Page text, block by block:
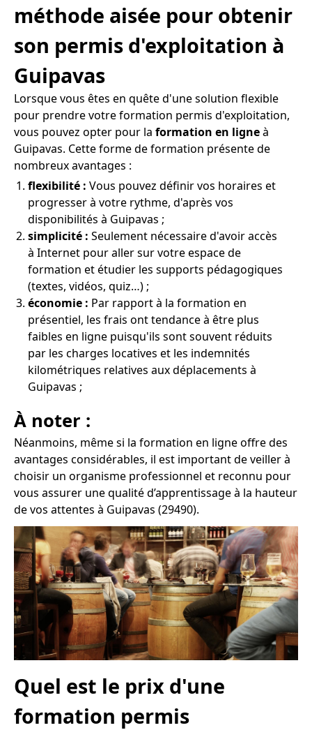
méthode aisée pour obtenir
son permis d'exploitation à
Guipavas
Lorsque vous êtes en quête d'une solution flexible
pour prendre votre formation permis d'exploitation,
vous pouvez opter pour la formation en ligneà
Guipavas. Cette forme de formation présente de
nombreux avantages :
flexibilité : Vous pouvez définir vos horaires et
progresser à votre rythme, d'après vos
disponibilités à Guipavas ;
simplicité : Seulement nécessaire d'avoir accès
à Internet pour aller sur votre espace de
formation et étudier les supports pédagogiques
(textes, vidéos, quiz…) ;
économie : Par rapport à la formation en
présentiel, les frais ont tendance à être plus
faibles en ligne puisqu'ils sont souvent réduits
par les charges locatives et les indemnités
kilométriques relatives aux déplacements à
Guipavas ;
À noter :
Néanmoins, même si la formation en ligne offre des
avantages considérables, il est important de veiller à
choisir un organisme professionnel et reconnu pour
vous assurer une qualité d’apprentissage à la hauteur
de vos attentes à Guipavas (29490).
Quel est le prix d'une
formation permis